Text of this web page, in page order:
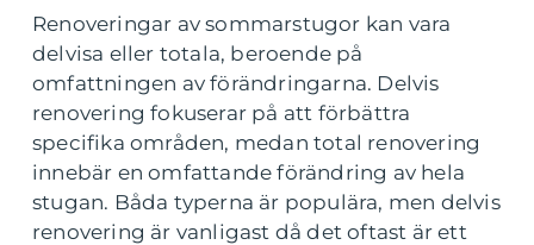
Renoveringar av sommarstugor kan vara
delvisa eller totala, beroende på
omfattningen av förändringarna. Delvis
renovering fokuserar på att förbättra
specifika områden, medan total renovering
innebär en omfattande förändring av hela
stugan. Båda typerna är populära, men delvis
renovering är vanligast då det oftast är ett